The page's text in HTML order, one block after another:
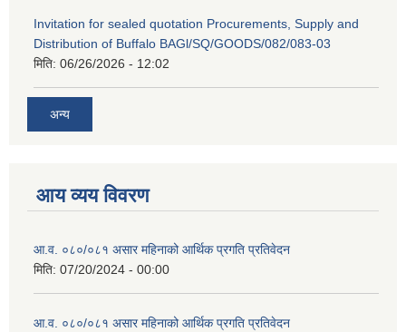
Invitation for sealed quotation Procurements, Supply and
Distribution of Buffalo BAGl/SQ/GOODS/082/083-03
मिति: 06/26/2026 - 12:02
अन्य
आय व्यय विवरण
आ.व. ०८०/०८१ असार महिनाको आर्थिक प्रगति प्रतिवेदन
मिति: 07/20/2024 - 00:00
आ.व. ०८०/०८१ असार महिनाको आर्थिक प्रगति प्रतिवेदन